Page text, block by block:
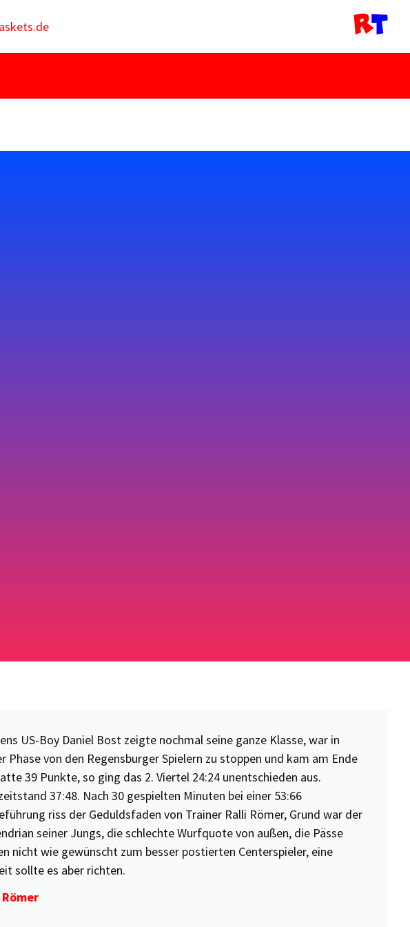
US-Boy Daniel Bost zeigte nochmal seine ganze Klasse, war in
Phase von den Regensburger Spielern zu stoppen und kam am Ende
39 Punkte, so ging das 2. Viertel 24:24 unentschieden aus.
37:48. Nach 30 gespielten Minuten bei einer 53:66
riss der Geduldsfaden von Trainer Ralli Römer, Grund war der
seiner Jungs, die schlechte Wurfquote von außen, die Pässe
nicht wie gewünscht zum besser postierten Centerspieler, eine
sollte es aber richten.